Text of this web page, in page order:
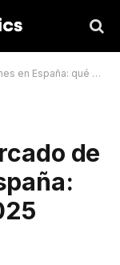
qué se vende en 2025
de